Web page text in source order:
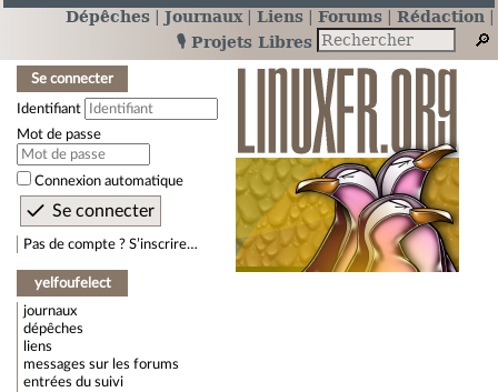
Dépêches Journaux Liens Forums
Rédaction
🎙️ Projets Libres
Se connecter
Identifiant
Mot de passe
Connexion automatique
Pas de compte ? S’inscrire…
yelfoufelect
journaux
dépêches
liens
messages sur les forums
entrées du suivi